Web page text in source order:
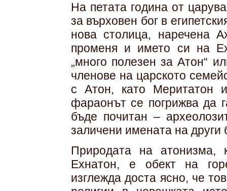
На петата година от
за върховен бог в
нова столица, наречена
променя и името си на
„много полезен за Атон“
членове на царското
с Атон, като Меритатон
фараонът се погрижва да
бъде почитан –
заличени имената на други
Природата на атонизма,
Ехнатон, е обект на
изглежда доста ясно, че